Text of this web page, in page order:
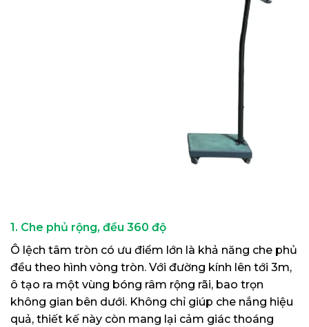
1. Che phủ rộng, đều 360 độ
Ô lệch tâm tròn có ưu điểm lớn là khả năng che phủ
đều theo hình vòng tròn. Với đường kính lên tới 3m,
ô tạo ra một vùng bóng râm rộng rãi, bao trọn
không gian bên dưới. Không chỉ giúp che nắng hiệu
quả, thiết kế này còn mang lại cảm giác thoáng